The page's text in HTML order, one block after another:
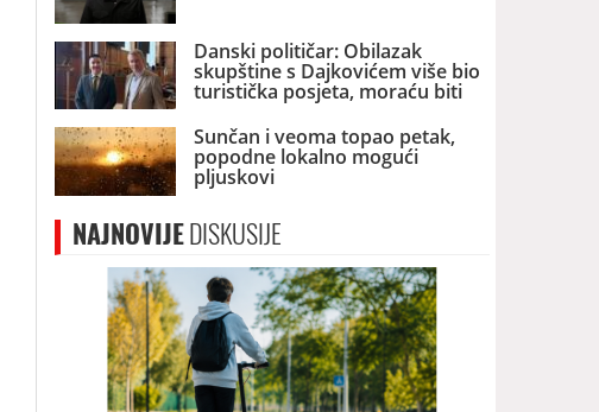
Danski političar: Obilazak
skupštine s Dajkovićem više bio
turistička posjeta, moraću biti
pažljiviji kome ću biti vodič
Sunčan i veoma topao petak,
popodne lokalno mogući
pljuskovi
NAJNOVIJEDISKUSIJE